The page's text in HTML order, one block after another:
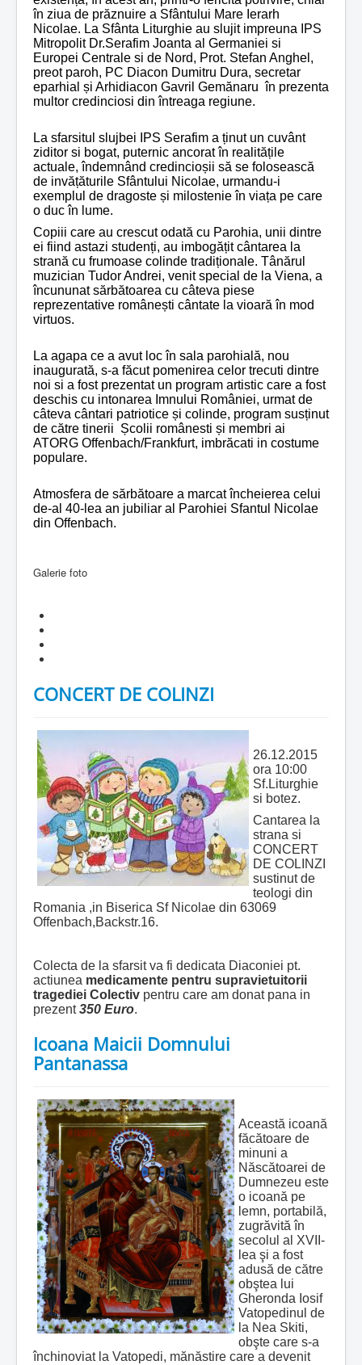
în ziua de prăznuire a Sfântului Mare Ierarh
Nicolae. La Sfânta Liturghie au slujit impreuna IPS
Mitropolit Dr.Serafim Joanta al Germaniei si
Europei Centrale si de Nord, Prot. Stefan Anghel,
preot paroh, PC Diacon Dumitru Dura, secretar
eparhial și Arhidiacon Gavril Gemănaru în prezenta
multor credinciosi din întreaga regiune.
La sfarsitul slujbei IPS Serafim a ținut un cuvânt
ziditor si bogat, puternic ancorat în realitățile
actuale, îndemnând credincioșii să se folosească
de invățăturile Sfântului Nicolae, urmandu-i
exemplul de dragoste și milostenie în viața pe care
o duc în lume.
Copiii care au crescut odată cu Parohia, unii dintre
ei fiind astazi studenți, au imbogățit cântarea la
strană cu frumoase colinde tradiționale. Tânărul
muzician Tudor Andrei, venit special de la Viena, a
încununat sărbătoarea cu câteva piese
reprezentative românești cântate la vioară în mod
virtuos.
La agapa ce a avut loc în sala parohială, nou
inaugurată, s-a făcut pomenirea celor trecuti dintre
noi si a fost prezentat un program artistic care a fost
deschis cu intonarea Imnului României, urmat de
câteva cântari patriotice și colinde, program susținut
de către tinerii Școlii românesti și membri ai
ATORG Offenbach/Frankfurt, imbrăcati in costume
populare.
Atmosfera de sărbătoare a marcat încheierea celui
de-al 40-lea an jubiliar al Parohiei Sfantul Nicolae
din Offenbach.
Galerie foto
CONCERT DE COLINZI
26.12.2015
ora 10:00
Sf.Liturghie
si botez.
Cantarea la
strana si
CONCERT
DE COLINZI
sustinut de
teologi din
Romania ,in Biserica Sf Nicolae din 63069
Offenbach,Backstr.16.
Colecta de la sfarsit va fi dedicata Diaconiei pt.
actiunea medicamente pentru supravietuitorii
tragediei Colectiv pentru care am donat pana in
prezent350 Euro.
Icoana Maicii Domnului
Pantanassa
Această icoană
făcătoare de
minuni a
Născătoarei de
Dumnezeu este
o icoană pe
lemn, portabilă,
zugrăvită în
secolul al XVII-
lea şi a fost
adusă de către
obştea lui
Gheronda Iosif
Vatopedinul de
la Nea Skiti,
obşte care s-a
închinoviat la Vatopedi, mănăstire care a devenit